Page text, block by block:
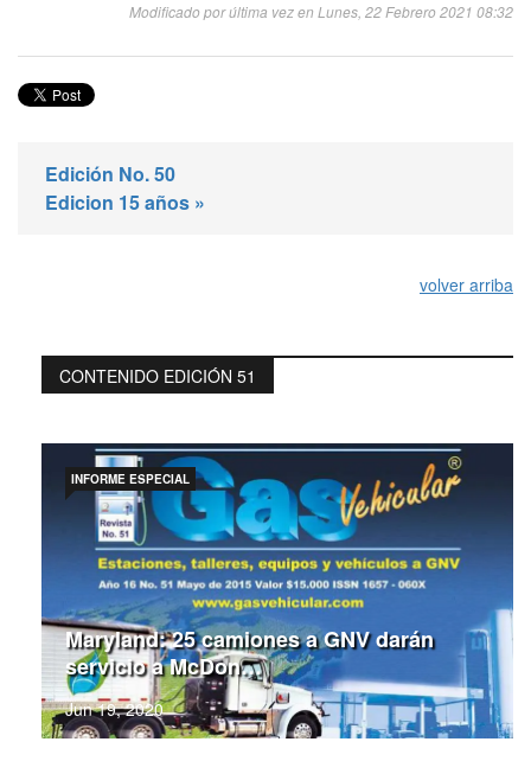
Modificado por última vez en Lunes, 22 Febrero 2021 08:32
Edición No. 50
Edicion 15 años »
volver arriba
CONTENIDO EDICIÓN 51
Maryland: 25 camiones a GNV darán
servicio a McDon…
Jun 19, 2020
INFORME ESPECIAL